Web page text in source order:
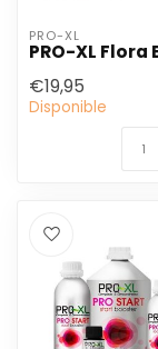
PRO-XL
PRO-XL Flora
€19,95
Disponible